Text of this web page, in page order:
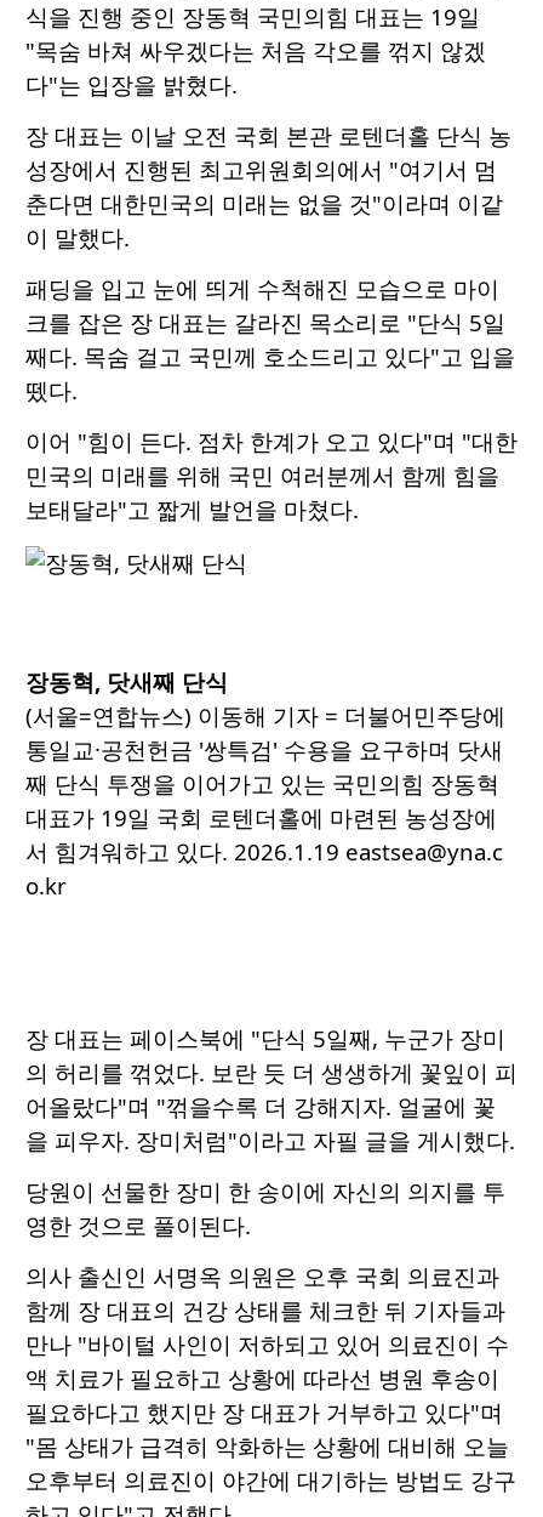
식을 진행 중인 장동혁 국민의힘 대표는 19일
"목숨 바쳐 싸우겠다는 처음 각오를 꺾지 않겠
다"는 입장을 밝혔다.
장 대표는 이날 오전 국회 본관 로텐더홀 단식 농
성장에서 진행된 최고위원회의에서 "여기서 멈
춘다면 대한민국의 미래는 없을 것"이라며 이같
이 말했다.
패딩을 입고 눈에 띄게 수척해진 모습으로 마이
크를 잡은 장 대표는 갈라진 목소리로 "단식 5일
째다. 목숨 걸고 국민께 호소드리고 있다"고 입을
뗐다.
이어 "힘이 든다. 점차 한계가 오고 있다"며 "대한
민국의 미래를 위해 국민 여러분께서 함께 힘을
보태달라"고 짧게 발언을 마쳤다.
장동혁, 닷새째 단식
(서울=연합뉴스) 이동해 기자 = 더불어민주당에
통일교·공천헌금 '쌍특검' 수용을 요구하며 닷새
째 단식 투쟁을 이어가고 있는 국민의힘 장동혁
대표가 19일 국회 로텐더홀에 마련된 농성장에
서 힘겨워하고 있다. 2026.1.19 eastsea@yna.c
o.kr
장 대표는 페이스북에 "단식 5일째, 누군가 장미
의 허리를 꺾었다. 보란 듯 더 생생하게 꽃잎이 피
어올랐다"며 "꺾을수록 더 강해지자. 얼굴에 꽃
을 피우자. 장미처럼"이라고 자필 글을 게시했다.
당원이 선물한 장미 한 송이에 자신의 의지를 투
영한 것으로 풀이된다.
의사 출신인 서명옥 의원은 오후 국회 의료진과
함께 장 대표의 건강 상태를 체크한 뒤 기자들과
만나 "바이털 사인이 저하되고 있어 의료진이 수
액 치료가 필요하고 상황에 따라선 병원 후송이
필요하다고 했지만 장 대표가 거부하고 있다"며
"몸 상태가 급격히 악화하는 상황에 대비해 오늘
오후부터 의료진이 야간에 대기하는 방법도 강구